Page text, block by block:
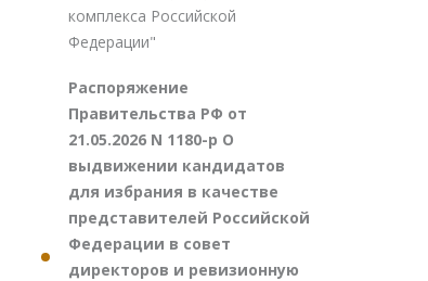
комплекса Российской
Федерации"
Распоряжение
Правительства РФ от
21.05.2026 N 1180-р О
выдвижении кандидатов
для избрания в качестве
представителей Российской
Федерации в совет
директоров и ревизионную